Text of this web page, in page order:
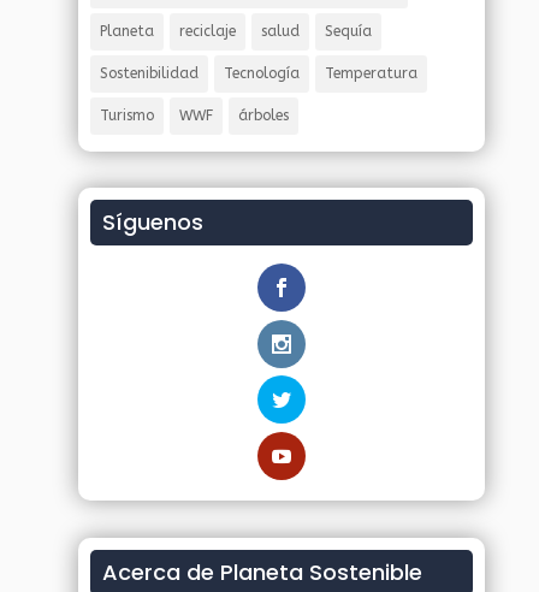
Planeta reciclaje salud Sequía
Sostenibilidad Tecnología Temperatura
Turismo WWF árboles
Síguenos
Acerca de Planeta Sostenible